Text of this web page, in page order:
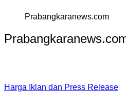
Prabangkaranews.com
Harga Iklan dan Press Release